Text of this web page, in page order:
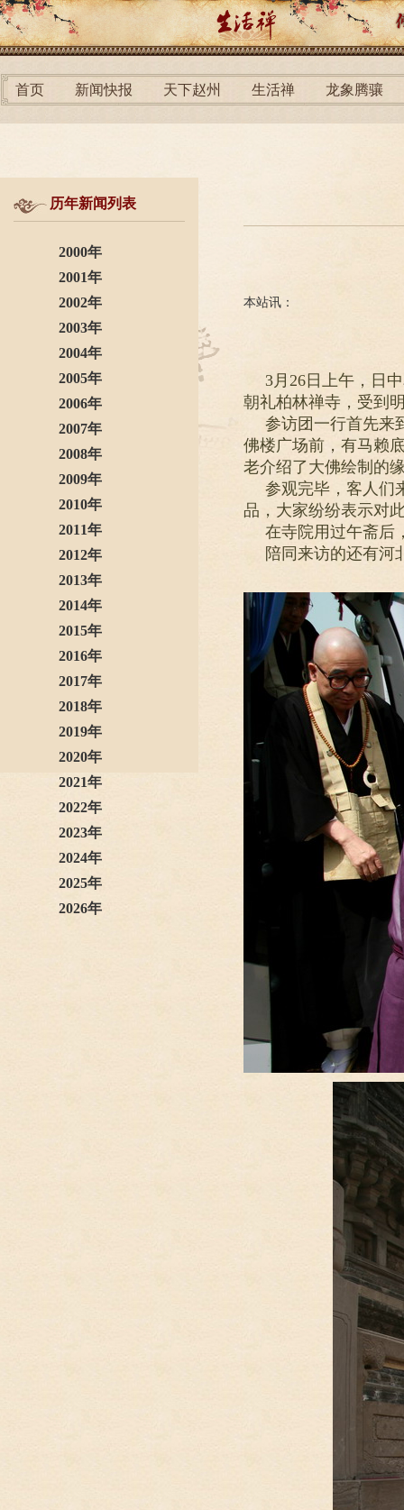
首页 新闻快报 天下赵州 生活禅 龙象腾骧
历年新闻列表
2000年
2001年
2002年
2003年
2004年
2005年
2006年
2007年
2008年
2009年
2010年
2011年
2012年
2013年
2014年
2015年
2016年
2017年
2018年
2019年
2020年
2021年
2022年
2023年
2024年
2025年
2026年
本站讯：
3月26日上午，日
朝礼柏林禅寺，受到
参访团一行首先来
佛楼广场前，有马赖
老介绍了大佛绘制的
参观完毕，客人们
品，大家纷纷表示对
在寺院用过午斋后
陪同来访的还有河